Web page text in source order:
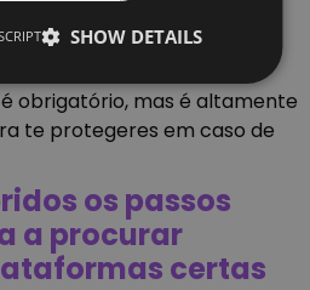
sempre um advogado.
é obrigatório, mas é altamente
te protegeres em caso de
os passos
a procurar
certas
SHOW DETAILS